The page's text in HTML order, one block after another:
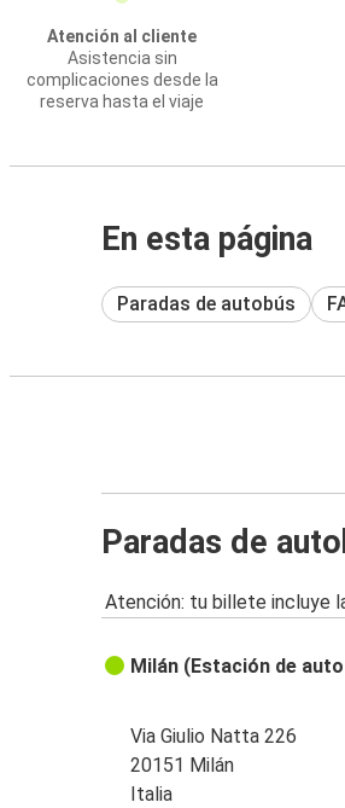
Atención al cliente
Asistencia sin
complicaciones desde la
reserva hasta el viaje
En esta página
Paradas de autobús
Paradas de
Atención: tu billete incluye
Milán (Estación de
Via Giulio Natta 226
20151 Milán
Italia